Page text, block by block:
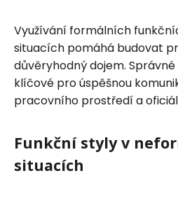
Využívání formálních
situacích pomáhá budovat
důvěryhodný dojem.
klíčové pro úspěšnou
pracovního prostředí a
Funkční styly v
situacích